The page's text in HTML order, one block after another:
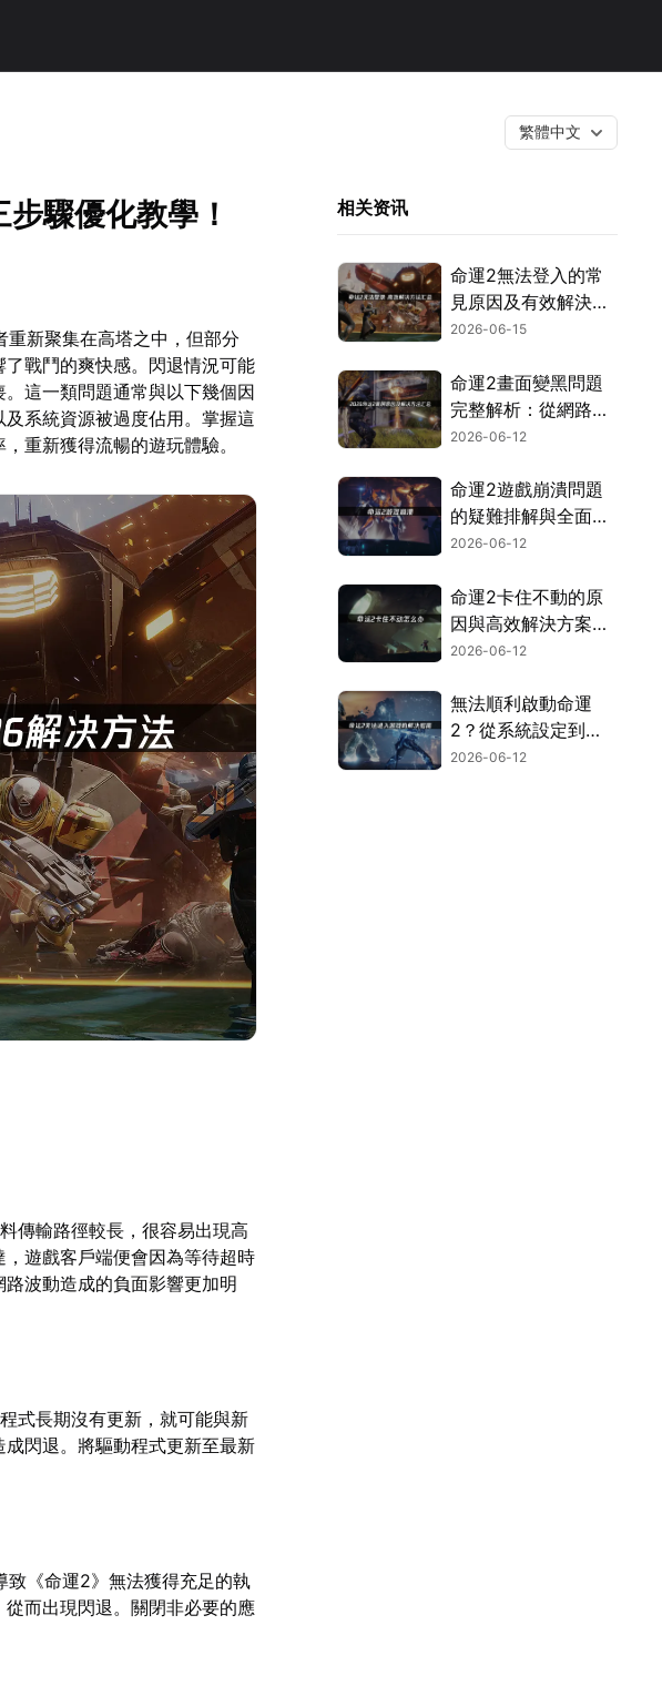
繁體中文
驟優化教學！
新聚集在高塔之中，但部分
戰鬥的爽快感。閃退情況可能
這一類問題通常與以下幾個因
系統資源被過度佔用。掌握這
重新獲得流暢的遊玩體驗。
傳輸路徑較長，很容易出現高
遊戲客戶端便會因為等待超時
波動造成的負面影響更加明
式長期沒有更新，就可能與新
閃退。將驅動程式更新至最新
致《命運2》無法獲得充足的執
而出現閃退。關閉非必要的應
相关资讯
命運2無法登入的常
見原因及有效解決方
案！
2026-06-15
命運2畫面變黑問題
完整解析：從網路到
硬體的檢測與修復方
2026-06-12
命運2遊戲崩潰問題
的疑難排解與全面解
決指南！
2026-06-12
命運2卡住不動的原
因與高效解決方案指
南！
2026-06-12
無法順利啟動命運
2？從系統設定到網
路連線的全面解決方
2026-06-12